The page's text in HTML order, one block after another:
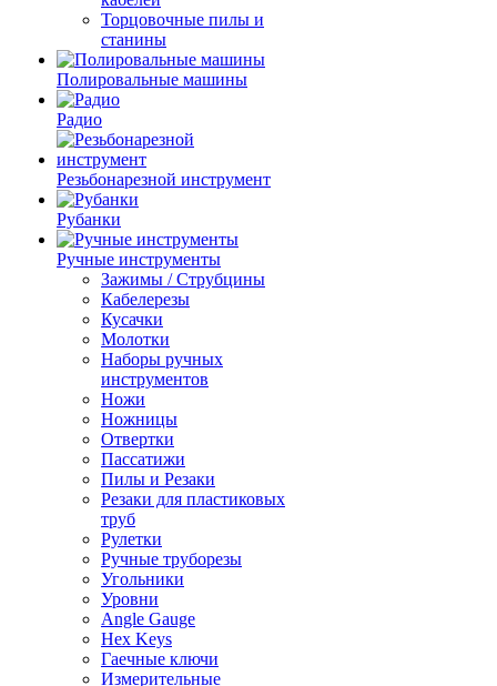
Торцовочные пилы и
станины
Полировальные машины
Радио
Резьбонарезной инструмент
Рубанки
Ручные инструменты
Зажимы / Струбцины
Кабелерезы
Кусачки
Молотки
Наборы ручных
инструментов
Ножи
Ножницы
Отвертки
Пассатижи
Пилы и Резаки
Резаки для пластиковых
труб
Рулетки
Ручные труборезы
Угольники
Уровни
Angle Gauge
Hex Keys
Гаечные ключи
Измерительные